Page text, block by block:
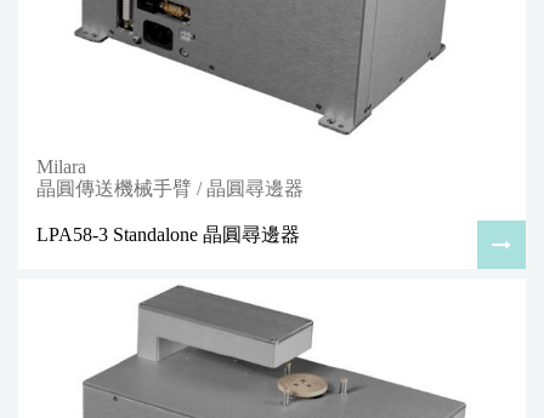
Milara
晶圓傳送機械手臂 / 晶圓尋邊器
LPA58-3 Standalone 晶圓尋邊器